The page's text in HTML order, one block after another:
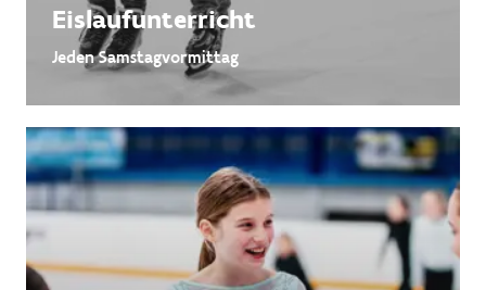
Eislaufunterricht
Jeden Samstagvormittag